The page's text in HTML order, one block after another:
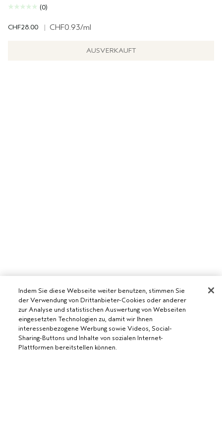
(0)
CHF28.00 | CHF0.93/ml
AUSVERKAUFT
AVEDA SALON WERDEN
WERDE EIN AVEDA-SALON
BENÖTIGST DU HILFE?
Indem Sie diese Webseite weiter benutzen, stimmen Sie
der Verwendung von Drittanbieter-Cookies oder anderer
zur Analyse und statistischen Auswertung von Webseiten
eingesetzten Technologien zu, damit wir Ihnen
interessenbezogene Werbung sowie Videos, Social-
Sharing-Buttons und Inhalte von sozialen Internet-
Plattformen bereitstellen können.